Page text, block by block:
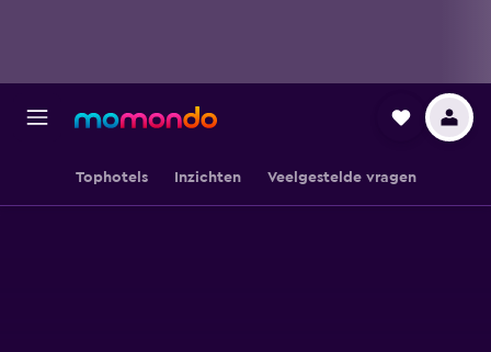
Tophotels Inzichten Veelgestelde vragen